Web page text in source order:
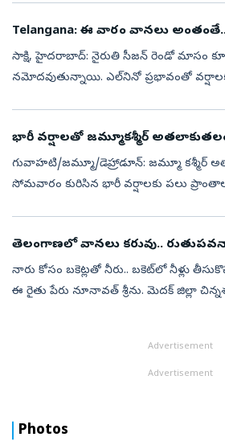
Telangana: ఈ వారం వానలు
సాక్షి, హైదరాబాద్‌: నైరుతి సీజన్‌ రెండో మాసం
నమోదవుతున్నాయి. ఎల్‌నినో ప్రభావంతో
భారీ వర్షాలతో జమ్మూకశ్మీర్‌
గువాహటి/జమ్మూ/డెహ్రాడూన్‌: జమ్మూ కశ్మీర్‌
సోమవారం కురిసిన భారీ వర్షాలకు పలు
తెలంగాణలో వానలు కరువు..
నారు కోసం బకెట్లతో నీరు.. బకెట్‌లో నీళ్లు
ఈ రైతు పేరు నూనావత్‌ శ్రీను. మెదక్‌ జిల్లా
Advertisement
Advertisement
Photos